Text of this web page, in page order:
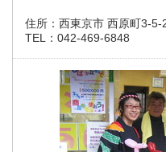
住所： 西東京市 西原町3-5-
TEL： 042-469-6848